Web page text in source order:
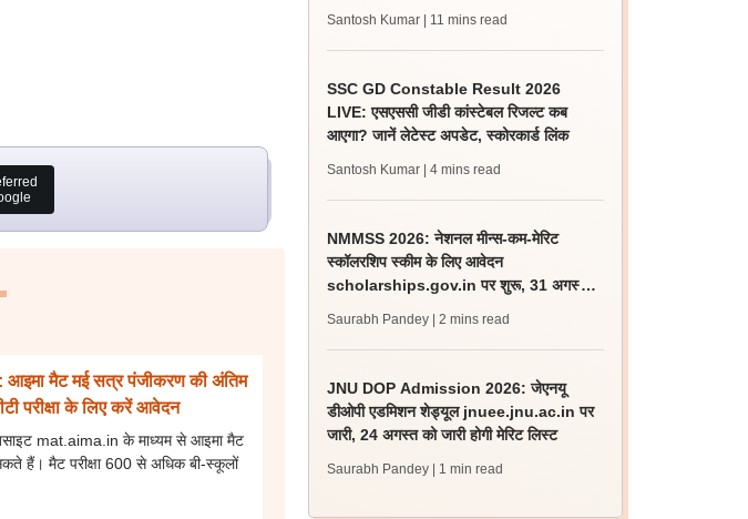
मैट मई सत्र पंजीकरण की अंतिम
परीक्षा के लिए करें आवेदन
mat.aima.in के माध्यम से आइमा मैट
हैं। मैट परीक्षा 600 से अधिक बी-स्कूलों
Santosh Kumar | 11 mins read
SSC GD Constable Result 2026
LIVE: एसएससी जीडी कांस्टेबल रिजल्ट कब
आएगा? जानें लेटेस्ट अपडेट, स्कोरकार्ड लिंक
Santosh Kumar | 4 mins read
NMMSS 2026: नेशनल मीन्स-कम-मेरिट
स्कॉलरशिप स्कीम के लिए आवेदन
scholarships.gov.in पर शुरू, 31 अगस्त
Saurabh Pandey | 2 mins read
JNU DOP Admission 2026: जेएनयू
डीओपी एडमिशन शेड्यूल jnuee.jnu.ac.in पर
जारी, 24 अगस्त को जारी होगी मेरिट लिस्ट
Saurabh Pandey | 1 min read